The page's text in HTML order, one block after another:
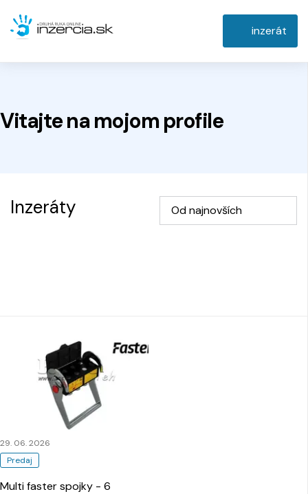
inzerát
Vitajte na mojom profile
Inzeráty Od najnovších
Predaj
29. 06. 2026
Multi faster spojky - 6